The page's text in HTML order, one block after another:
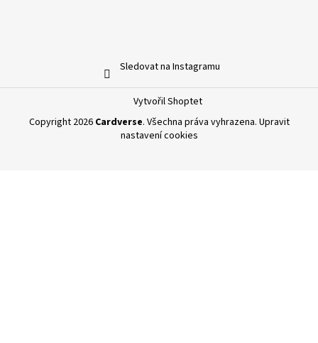
Sledovat na Instagramu
Vytvořil Shoptet
Copyright 2026 Cardverse. Všechna práva vyhrazena. Upravit
nastavení cookies